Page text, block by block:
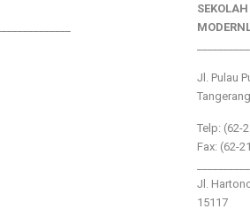
Jl. Pulau
Telp: (62-
Fax: (62-
Jl.
15117